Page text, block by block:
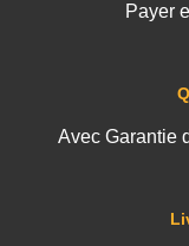
Avec Garantie
Payer